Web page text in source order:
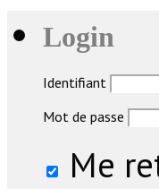
Login
Identifiant
Mot de passe
Me